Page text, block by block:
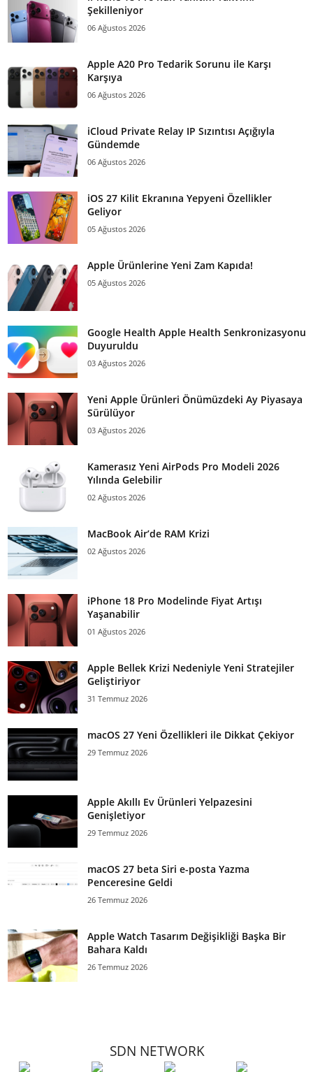
Şekilleniyor
06 Ağustos 2026
Apple A20 Pro Tedarik Sorunu ile Karşı
Karşıya
06 Ağustos 2026
iCloud Private Relay IP Sızıntısı Açığıyla
Gündemde
06 Ağustos 2026
iOS 27 Kilit Ekranına Yepyeni Özellikler
Geliyor
05 Ağustos 2026
Apple Ürünlerine Yeni Zam Kapıda!
05 Ağustos 2026
Google Health Apple Health Senkronizasyonu
Duyuruldu
03 Ağustos 2026
Yeni Apple Ürünleri Önümüzdeki Ay Piyasaya
Sürülüyor
03 Ağustos 2026
Kamerasız Yeni AirPods Pro Modeli 2026
Yılında Gelebilir
02 Ağustos 2026
MacBook Air’de RAM Krizi
02 Ağustos 2026
iPhone 18 Pro Modelinde Fiyat Artışı
Yaşanabilir
01 Ağustos 2026
Apple Bellek Krizi Nedeniyle Yeni Stratejiler
Geliştiriyor
31 Temmuz 2026
macOS 27 Yeni Özellikleri ile Dikkat Çekiyor
29 Temmuz 2026
Apple Akıllı Ev Ürünleri Yelpazesini
Genişletiyor
29 Temmuz 2026
macOS 27 beta Siri e-posta Yazma
Penceresine Geldi
26 Temmuz 2026
Apple Watch Tasarım Değişikliği Başka Bir
Bahara Kaldı
26 Temmuz 2026
SDN NETWORK